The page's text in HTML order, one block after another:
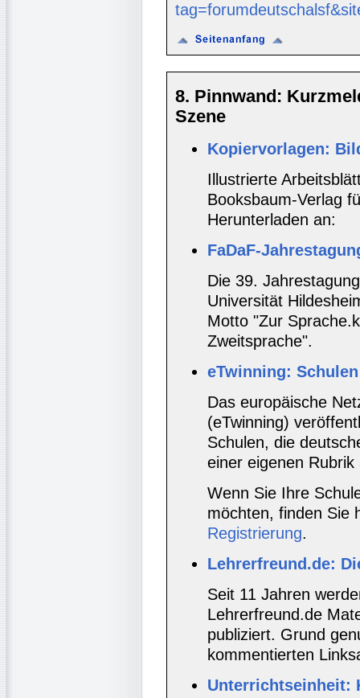
8. Pinnwand:
Szene
Kopiervorlagen:
Illustrierte
Booksbaum-Verlag
Herunterladen an:
FaDaF-
Die 39.
Universität
Motto "Zur
Zweitsprache".
eTwinning:
Das europäische
(eTwinning)
Schulen, die
einer eigenen
Wenn Sie Ihre
möchten, finden Sie
Registrierung.
Lehrerfreund.de:
Seit 11 Jahren
Lehrerfreund.de
publiziert. Grund
kommentierten
Unterrichtseinheit: